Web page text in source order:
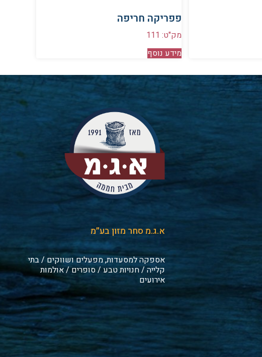
פפריקה חריפה
מק"ט: 111
מידע נוסף
א.ג.מ סחר מזון בע״מ
אספקה למסעדות, מפעלים ושווקים / בתי
קלייה / חנויות טבע / סופרים / אולמות
אירועים